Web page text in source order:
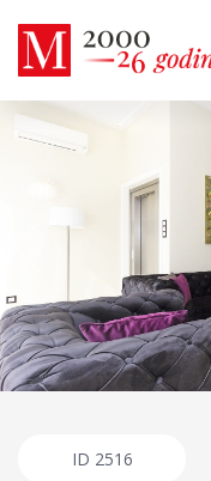
ID 2516